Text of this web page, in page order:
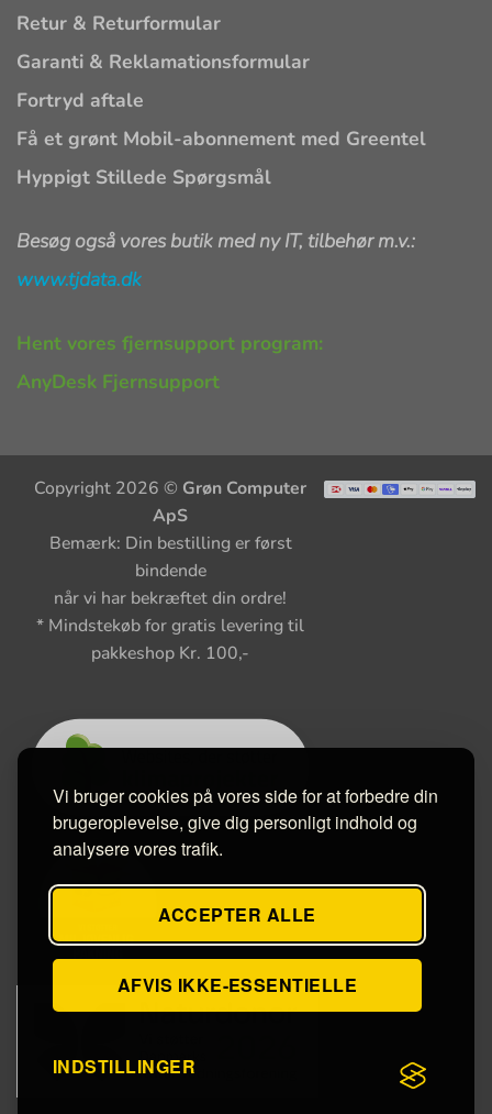
Vi bruger cookies på vores side for at forbedre din
brugeroplevelse, give dig personligt indhold og
analysere vores trafik.
ACCEPTER ALLE
AFVIS IKKE-ESSENTIELLE
INDSTILLINGER
Retur & Returformular
Garanti & Reklamationsformular
Fortryd aftale
Få et grønt Mobil-abonnement med Greentel
Hyppigt Stillede Spørgsmål
Besøg også vores butik med ny IT, tilbehør m.v.:
www.tjdata.dk
Hent vores fjernsupport program:
AnyDesk Fjernsupport
Copyright 2026 © Grøn Computer
ApS
Bemærk: Din bestilling er først
bindende
når vi har bekræftet din ordre!
* Mindstekøb for gratis levering til
pakkeshop Kr. 100,-